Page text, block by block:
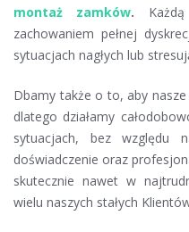
montaż zamków.
zachowaniem pełnej
sytuacjach nagłych lub
Dbamy także o to, aby nasze
dlatego działamy
sytuacjach, bez względu
doświadczenie oraz
skutecznie nawet w
wielu naszych stałych